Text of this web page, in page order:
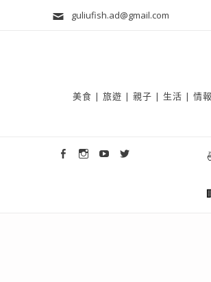
guliufish.ad@gmail.com
美食 | 旅遊 | 親子 | 生活 | 情報